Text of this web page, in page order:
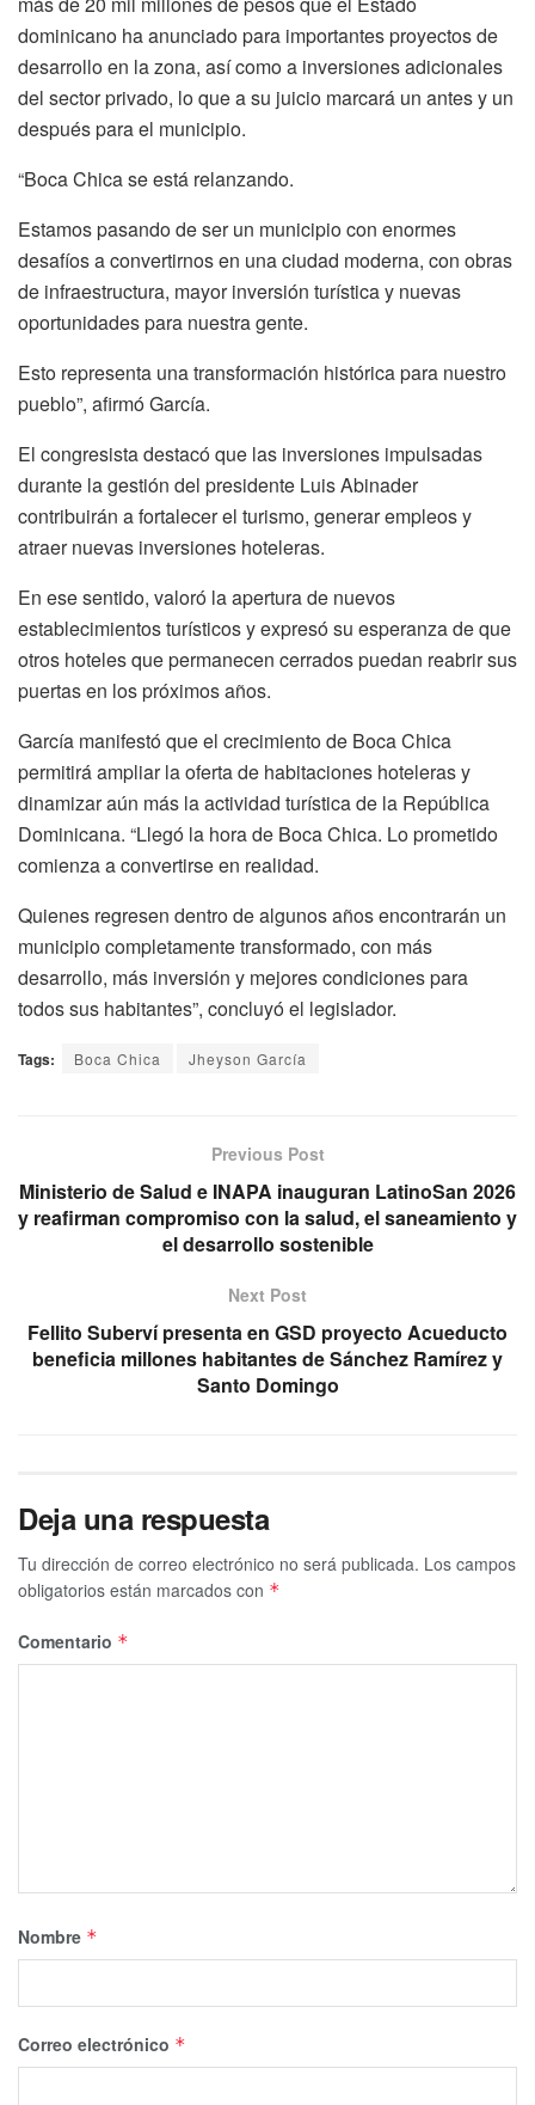
dominicano ha anunciado para importantes proyectos de
desarrollo en la zona, así como a inversiones adicionales
del sector privado, lo que a su juicio marcará un antes y un
después para el municipio.
“Boca Chica se está relanzando.
Estamos pasando de ser un municipio con enormes
desafíos a convertirnos en una ciudad moderna, con obras
de infraestructura, mayor inversión turística y nuevas
oportunidades para nuestra gente.
Esto representa una transformación histórica para nuestro
pueblo”, afirmó García.
El congresista destacó que las inversiones impulsadas
durante la gestión del presidente Luis Abinader
contribuirán a fortalecer el turismo, generar empleos y
atraer nuevas inversiones hoteleras.
En ese sentido, valoró la apertura de nuevos
establecimientos turísticos y expresó su esperanza de que
otros hoteles que permanecen cerrados puedan reabrir sus
puertas en los próximos años.
García manifestó que el crecimiento de Boca Chica
permitirá ampliar la oferta de habitaciones hoteleras y
dinamizar aún más la actividad turística de la República
Dominicana. “Llegó la hora de Boca Chica. Lo prometido
comienza a convertirse en realidad.
Quienes regresen dentro de algunos años encontrarán un
municipio completamente transformado, con más
desarrollo, más inversión y mejores condiciones para
todos sus habitantes”, concluyó el legislador.
Tags: Boca Chica Jheyson García
Previous Post
Ministerio de Salud e INAPA inauguran LatinoSan 2026
y reafirman compromiso con la salud, el saneamiento y
el desarrollo sostenible
Next Post
Fellito Suberví presenta en GSD proyecto Acueducto
beneficia millones habitantes de Sánchez Ramírez y
Santo Domingo
Deja una respuesta
Tu dirección de correo electrónico no será publicada. Los campos
obligatorios están marcados con *
Comentario *
Nombre *
Correo electrónico *